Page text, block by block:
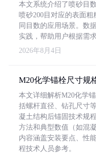
本文系统介绍了喷砂目
喷砂200目对应的表面粗
同目数的应用场景。数
实践，帮助用户根据需
2026年8月4日
M20化学锚栓尺寸规
本文详细解析M20化学
括螺杆直径、钻孔尺寸
凝土结构后锚固技术规
方法和典型数值（如混
内容涵盖安装要点、性
程技术人员参考。